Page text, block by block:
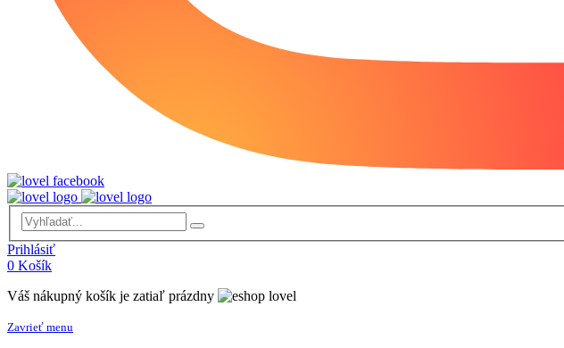
Prihlásiť
0 Košík
Váš nákupný košík je zatiaľ prázdny
Zavrieť menu